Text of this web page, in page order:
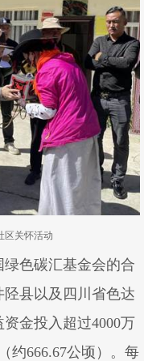
区关怀活动
绿色碳汇基金会的合
县以及四川省色达
金投入超过4000万
约666.67公顷）。每